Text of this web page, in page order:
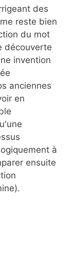
des
reste bien
du mot
découverte
invention
anciennes
en
à
ensuite